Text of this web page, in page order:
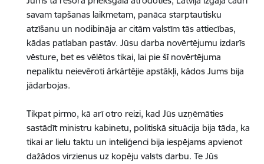
savam tapšanas laikmetam, panāca starptautisku
atzīšanu un nodibināja ar citām valstīm tās attiecības,
kādas patlaban pastāv. Jūsu darba novērtējumu izdarīs
vēsture, bet es vēlētos tikai, lai pie šī novērtējuma
nepaliktu neievēroti ārkārtējie apstākļi, kādos Jums bija
jādarbojas.
Tikpat pirmo, kā arī otro reizi, kad Jūs uzņēmāties
sastādīt ministru kabinetu, politiskā situācija bija tāda, ka
tikai ar lielu taktu un inteliģenci bija iespējams apvienot
dažādos virzienus uz kopēju valsts darbu. Te Jūs